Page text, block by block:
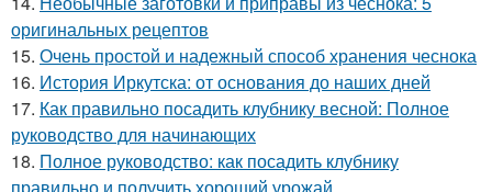
оригинальных рецептов
15. Очень простой и надежный способ хранения чеснока
16. История Иркутска: от основания до наших дней
17. Как правильно посадить клубнику весной: Полное
руководство для начинающих
18. Полное руководство: как посадить клубнику
правильно и получить хороший урожай